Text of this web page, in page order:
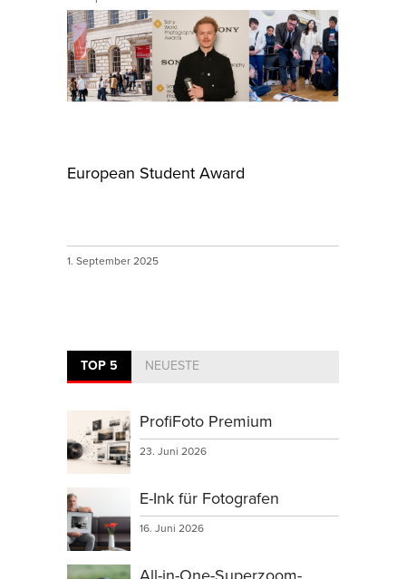
European Student Award
1. September 2025
TOP 5 NEUESTE
ProfiFoto Premium
23. Juni 2026
E-Ink für Fotografen
16. Juni 2026